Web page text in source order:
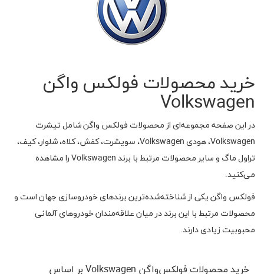
خرید محصولات فولکس واگن
Volkswagen
در این صفحه مجموعه‌ای از محصولات فولکس واگن شامل تیشرت
Volkswagen، هودی Volkswagen، سویشرت، کفش، کلاه، شلوار، کیف،
تراول ماگ و سایر محصولات مرتبط با برند Volkswagen را مشاهده
می‌کنید.
فولکس واگن یکی از شناخته‌شده‌ترین برندهای خودروسازی جهان است و
محصولات مرتبط با این برند در میان علاقه‌مندان خودروهای آلمانی
محبوبیت زیادی دارند.
خرید محصولات فولکس‌واگن Volkswagen بر اساس